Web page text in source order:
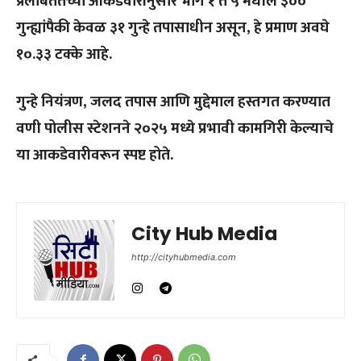
गुन्ह्यांपैकी केवळ ३१ गुन्हे तपासाधीन असून, हे प्रमाण अवघे
१०.३३ टक्के आहे.
गुन्हे नियंत्रण, जलद तपास आणि मुद्देमाल हस्तगत करण्यात
वणी पोलीस स्टेशनने २०२५ मध्ये प्रभावी कामगिरी केल्याचे
या आकडेवारीवरून स्पष्ट होते.
City Hub Media
http://cityhubmedia.com